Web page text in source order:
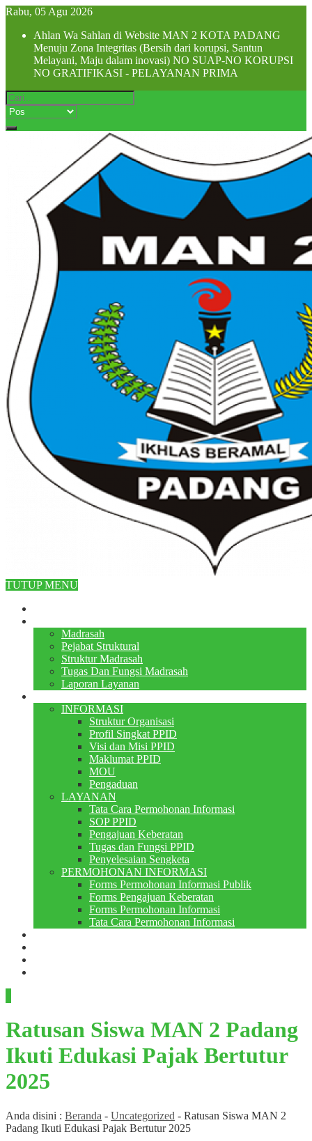
Rabu, 05 Agu 2026
Ahlan Wa Sahlan di Website MAN 2 KOTA PADANG
Menuju Zona Integritas (Bersih dari korupsi, Santun
Melayani, Maju dalam inovasi) NO SUAP-NO KORUPSI
NO GRATIFIKASI - PELAYANAN PRIMA
TUTUP MENU
Madrasah
Pejabat Struktural
Struktur Madrasah
Tugas Dan Fungsi Madrasah
Laporan Layanan
INFORMASI
Struktur Organisasi
Profil Singkat PPID
Visi dan Misi PPID
Maklumat PPID
MOU
Pengaduan
LAYANAN
Tata Cara Permohonan Informasi
SOP PPID
Pengajuan Keberatan
Tugas dan Fungsi PPID
Penyelesaian Sengketa
PERMOHONAN INFORMASI
Forms Permohonan Informasi Publik
Forms Pengajuan Keberatan
Forms Permohonan Informasi
Tata Cara Permohonan Informasi
Ratusan Siswa MAN 2 Padang
Ikuti Edukasi Pajak Bertutur
2025
Anda disini : Beranda - Uncategorized - Ratusan Siswa MAN 2
Padang Ikuti Edukasi Pajak Bertutur 2025